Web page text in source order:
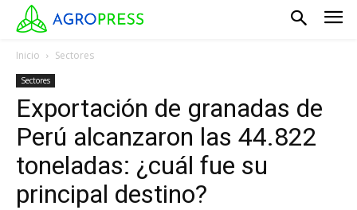
Inicio Sectores
Sectores
Exportación de granadas de
Perú alcanzaron las 44.822
toneladas: ¿cuál fue su
principal destino?